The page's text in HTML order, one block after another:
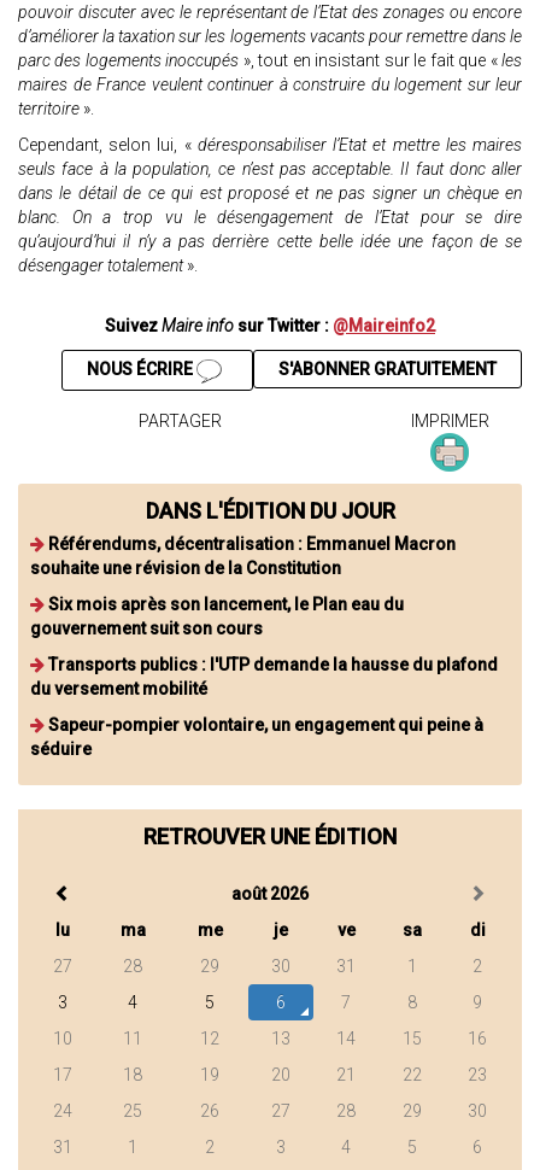
pouvoir discuter avec le représentant de l’Etat des zonages ou encore
d’améliorer la taxation sur les logements vacants pour remettre dans le
parc des logements inoccupés », tout en insistant sur le fait que «les
maires de France veulent continuer à construire du logement sur leur
territoire ».
Cependant, selon lui, « déresponsabiliser l’Etat et mettre les maires
seuls face à la population, ce n’est pas acceptable. Il faut donc aller
dans le détail de ce qui est proposé et ne pas signer un chèque en
blanc. On a trop vu le désengagement de l’Etat pour se dire
qu’aujourd’hui il n’y a pas derrière cette belle idée une façon de se
désengager totalement».
SuivezMaire info sur Twitter : @Maireinfo2
S'ABONNER GRATUITEMENT
NOUS ÉCRIRE
PARTAGER IMPRIMER
DANS L'ÉDITION DU JOUR
Référendums, décentralisation : Emmanuel Macron
souhaite une révision de la Constitution
Six mois après son lancement, le Plan eau du
gouvernement suit son cours
Transports publics : l'UTP demande la hausse du plafond
du versement mobilité
Sapeur-pompier volontaire, un engagement qui peine à
séduire
RETROUVER UNE ÉDITION
août 2026
lu
ma me je ve sa
di
27
28 29 30 31 1
2
3
4 5 6 7 8
9
10
11 12 13 14 15
16
17
18 19 20 21 22
23
24
25 26 27 28 29
30
31
1 2 3 4 5 6